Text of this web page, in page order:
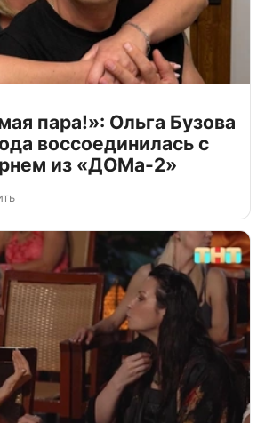
пара!»: Ольга Бузова
воссоединилась с
из «ДОМа-2»